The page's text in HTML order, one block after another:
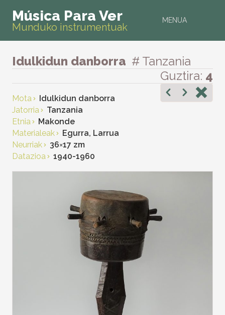
MENUA
Música Para Ver
Munduko instrumentuak
Idulkidun danborra # Tanzania
Guztira: 4
Mota
Idulkidun danborra
Jatorria
Tanzania
Etnia
Makonde
Materialeak
Egurra, Larrua
Neurriak
36×17 zm
Datazioa
1940-1960